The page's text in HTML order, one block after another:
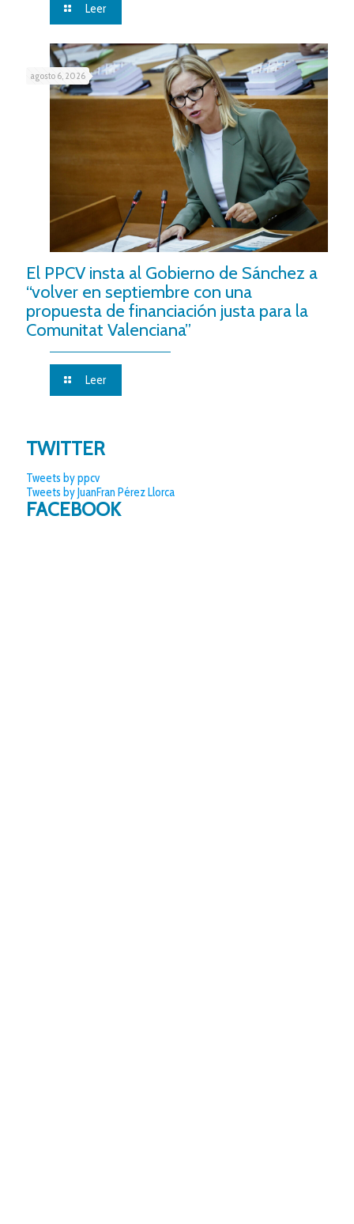
Leer
agosto 6, 2026
El PPCV insta al Gobierno de Sánchez a
“volver en septiembre con una
propuesta de financiación justa para la
Comunitat Valenciana”
Leer
TWITTER
Tweets by ppcv
Tweets by JuanFran Pérez Llorca
FACEBOOK